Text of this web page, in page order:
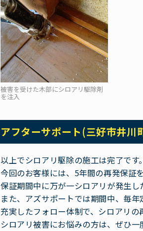
被害を受けた木部にシロアリ駆除剤
を注入
アフターサポート(三好市井川
以上でシロアリ駆除の施工は完了です。
今回のお客様には、5年間の再発保証
保証期間中に万が一シロアリが発生
また、アズサポートでは期間中、毎
充実したフォロー体制で、シロアリの
シロアリ被害にお悩みの方は、ぜひ一